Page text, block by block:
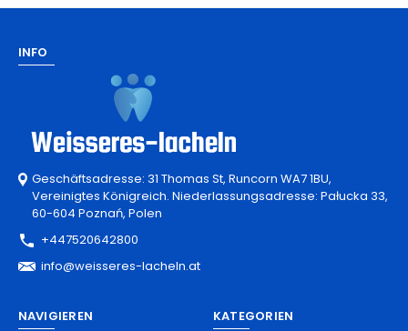
INFO
Geschäftsadresse: 31 Thomas St, Runcorn WA7 1BU,
Vereinigtes Königreich. Niederlassungsadresse: Pałucka 33,
60-604 Poznań, Polen
+447520642800
info@weisseres-lacheln.at
NAVIGIEREN KATEGORIEN